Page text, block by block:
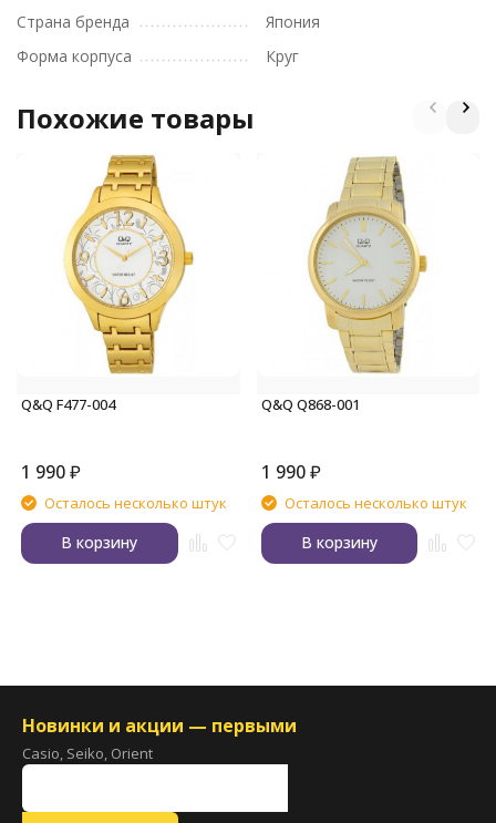
Страна бренда
Япония
Форма корпуса
Круг
Похожие товары
Q&Q F477-004
1 990₽
Осталось несколько штук
В корзину
Q&Q Q868-001
1 990 ₽
Осталось несколько штук
В корзину
Новинки и акции — первыми
Casio, Seiko, Orient